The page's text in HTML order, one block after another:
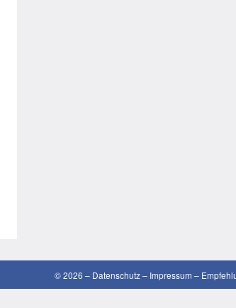
© 2026 – Datenschutz– Impressum –